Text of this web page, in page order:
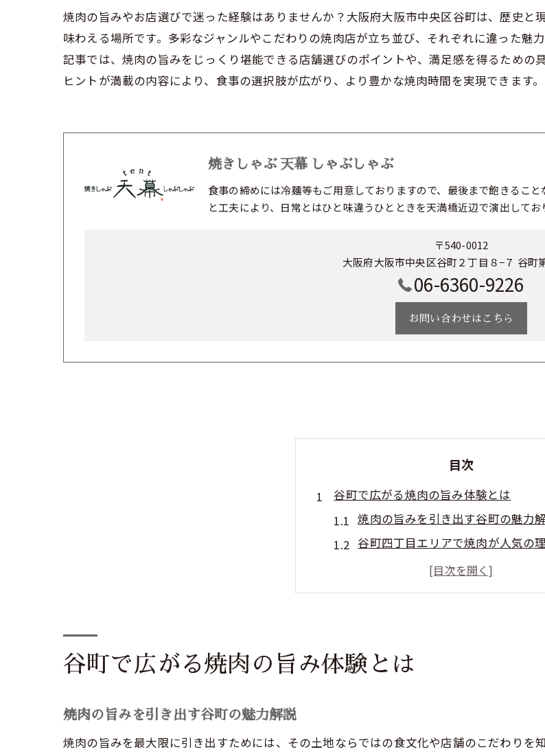
焼肉の旨みやお店選びで迷った経験はありませんか？大阪府大阪市中央区谷町は、歴史と
味わえる場所です。多彩なジャンルやこだわりの焼肉店が立ち並び、それぞれに違った魅
記事では、焼肉の旨みをじっくり堪能できる店舗選びのポイントや、満足感を得るための
ヒントが満載の内容により、食事の選択肢が広がり、より豊かな焼肉時間を実現できます。
焼きしゃぶ 天幕 しゃぶしゃぶ
食事の締めには冷麺等もご用意しておりますので、最後まで飽きるこ
と工夫により、日常とはひと味違うひとときを天満橋近辺で演出してお
〒540-0012
大阪府大阪市中央区谷町２丁目８−７ 谷町
06-6360-9226
お問い合わせはこちら
目次
谷町で広がる焼肉の旨み体験とは
焼肉の旨みを引き出す谷町の魅力
谷町四丁目エリアで焼肉が人気の
焼肉好きも納得の谷町で味わう特
焼肉ランキングで注目される谷町
焼肉通が語る谷町の奥深い魅力とそ
焼肉まうん谷町のような人気店の
谷町で広がる焼肉の旨み体験とは
焼肉の旨みを引き出す谷町の魅力解説
焼肉の旨みを最大限に引き出すためには、その土地ならではの食文化や店舗のこだわりを